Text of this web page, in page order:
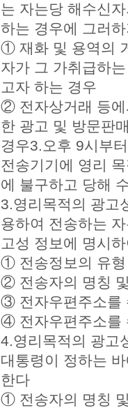
는 자는당 해수신
하는 경우에 그러
① 재화 및 용역의
자가 그 가취급하
고자 하는 경우
② 전자상거래 등에
한 광고 및 방문판
경우3.오후 9시부
전송기기에 영리
에 불구하고 당해
3.영리목적의 광고
용하여 전송하는
고성 정보에 명시
① 전송정보의 유형
② 전송자의 명칭
③ 전자우편주소를
④ 전자우편주소를
4.영리목적의 광고
대통령이 정하는
한다
① 전송자의 명칭